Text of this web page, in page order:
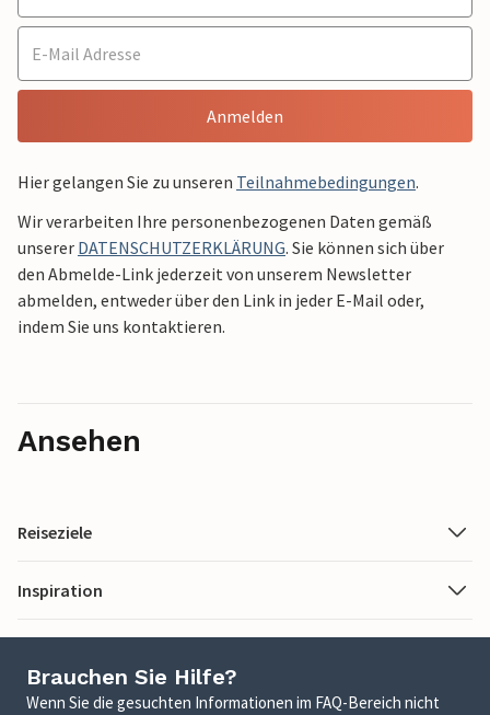
Anmelden
Hier gelangen Sie zu unseren Teilnahmebedingungen.
Wir verarbeiten Ihre personenbezogenen Daten gemäß
unserer DATENSCHUTZERKLÄRUNG. Sie können sich über
den Abmelde-Link jederzeit von unserem Newsletter
abmelden, entweder über den Link in jeder E-Mail oder,
indem Sie uns kontaktieren.
Ansehen
Reiseziele
Inspiration
Brauchen Sie Hilfe?
Wenn Sie die gesuchten Informationen im FAQ-Bereich nicht